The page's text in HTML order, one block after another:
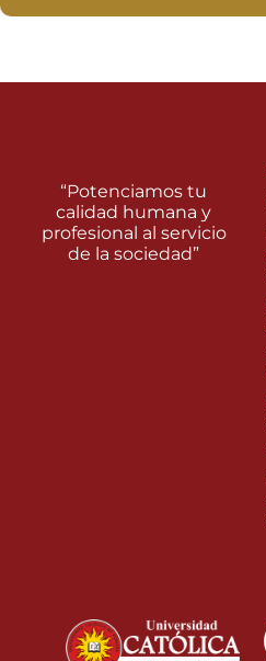
“Potenciamos tu
calidad humana y
profesional al servicio
de la sociedad”